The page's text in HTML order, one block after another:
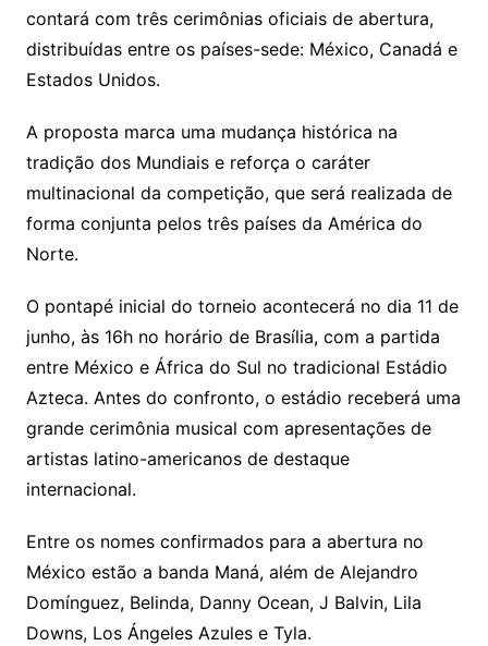
contará com três cerimônias oficiais de abertura,
distribuídas entre os países-sede: México, Canadá e
Estados Unidos.
A proposta marca uma mudança histórica na
tradição dos Mundiais e reforça o caráter
multinacional da competição, que será realizada de
forma conjunta pelos três países da América do
Norte.
O pontapé inicial do torneio acontecerá no dia 11 de
junho, às 16h no horário de Brasília, com a partida
entre México e África do Sul no tradicional Estádio
Azteca. Antes do confronto, o estádio receberá uma
grande cerimônia musical com apresentações de
artistas latino-americanos de destaque
internacional.
Entre os nomes confirmados para a abertura no
México estão a banda Maná, além de Alejandro
Domínguez, Belinda, Danny Ocean, J Balvin, Lila
Downs, Los Ángeles Azulese Tyla.